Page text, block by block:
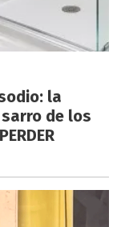
la
sarro de los